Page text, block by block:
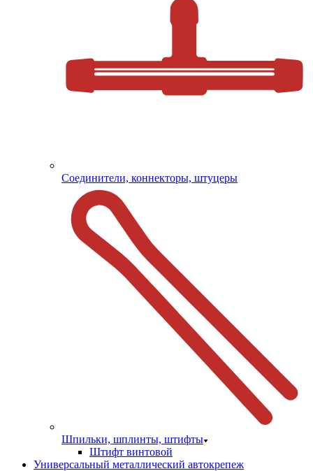
Соединители, коннекторы, штуцеры
Шпильки, шплинты, штифты
Штифт винтовой
Универсальный металлический автокрепеж